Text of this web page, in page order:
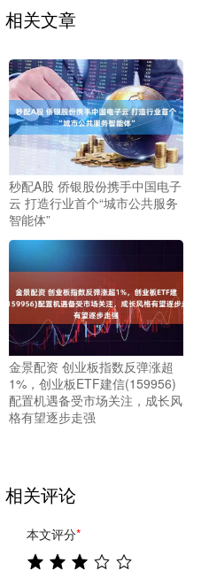
相关文章
秒配A股 侨银股份携手中国电子
云 打造行业首个“城市公共服务
智能体”
金景配资 创业板指数反弹涨超
1%，创业板ETF建信(159956)
配置机遇备受市场关注，成长风
格有望逐步走强
相关评论
本文评分*